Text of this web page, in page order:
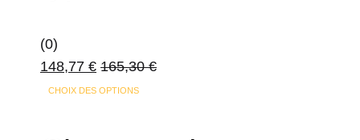
(0)
148,77 € 165,30€
CHOIX DES OPTIONS